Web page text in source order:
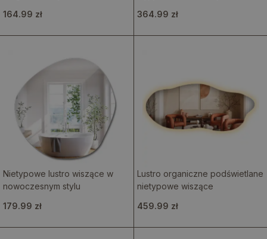
164.99 zł
364.99 zł
Nietypowe lustro wiszące w
nowoczesnym stylu
179.99 zł
Lustro organiczne podświetlane
nietypowe wiszące
459.99 zł